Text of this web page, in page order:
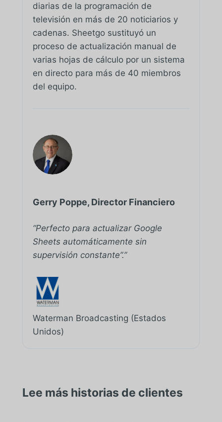
diarias de la programación de
televisión en más de 20 noticiarios y
cadenas. Sheetgo sustituyó un
proceso de actualización manual de
varias hojas de cálculo por un sistema
en directo para más de 40 miembros
del equipo.
Gerry Poppe, Director Financiero
“Perfecto para actualizar Google
Sheets automáticamente sin
supervisión constante”.”
Waterman Broadcasting (Estados
Unidos)
Lee más historias de clientes